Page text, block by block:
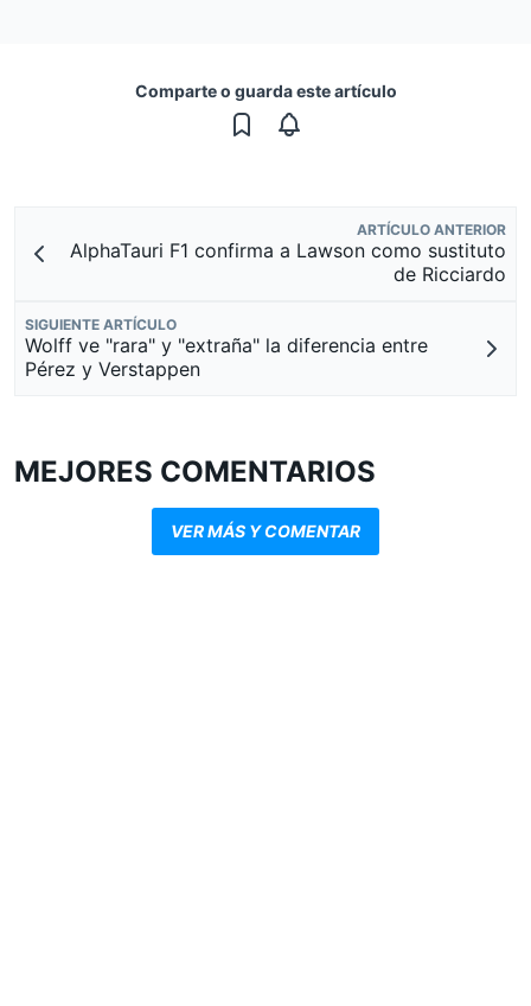
Comparte o guarda este artículo
ARTÍCULO ANTERIOR
AlphaTauri F1 confirma a Lawson como sustituto
de Ricciardo
SIGUIENTE ARTÍCULO
Wolff ve "rara" y "extraña" la diferencia entre
Pérez y Verstappen
MEJORES COMENTARIOS
VER MÁS Y COMENTAR